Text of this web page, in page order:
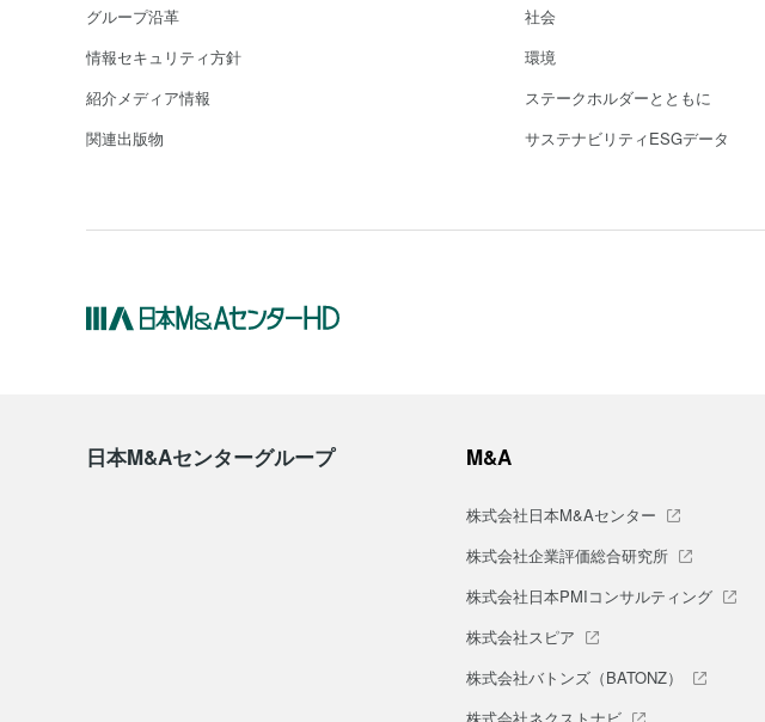
グループ沿革
情報セキュリティ方針
紹介メディア情報
関連出版物
社会
環境
ステークホルダーとともに
サステナビリティESGデータ
日本M&Aセンターグループ M&A
株式会社日本M&Aセンター
株式会社企業評価総合研究所
株式会社日本PMIコンサルティング
株式会社スピア
株式会社バトンズ（BATONZ）